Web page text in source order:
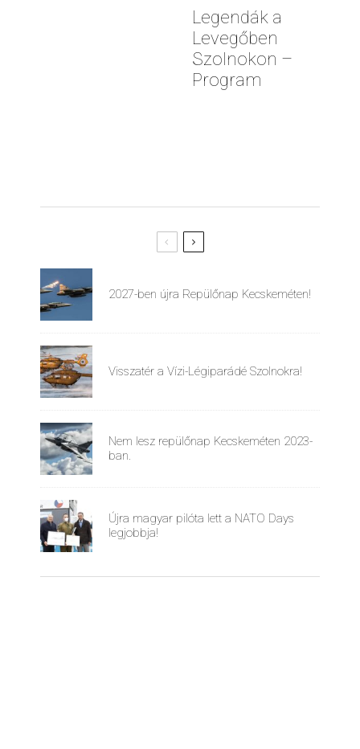
Legendák a
Levegőben
Szolnokon –
Program
2027-ben újra Repülőnap Kecskeméten!
Visszatér a Vízi-Légiparádé Szolnokra!
Nem lesz repülőnap Kecskeméten 2023-
ban.
Újra magyar pilóta lett a NATO Days
legjobbja!